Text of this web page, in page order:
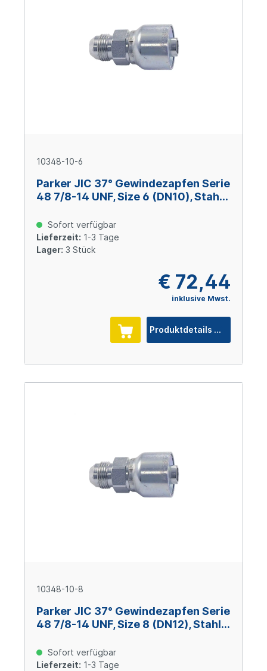
10348-10-6
Parker JIC 37° Gewindezapfen Serie
48 7/8-14 UNF, Size 6 (DN10), Stahl
Sofort verfügbar
Lieferzeit: 1-3 Tage
Lager: 3 Stück
€ 72,44
inklusive Mwst.
Produktdetails
10348-10-8
Parker JIC 37° Gewindezapfen Serie
48 7/8-14 UNF, Size 8 (DN12), Stahl
Sofort verfügbar
Lieferzeit: 1-3 Tage